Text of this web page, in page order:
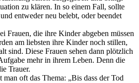
zu klären. In so einem Fall, sollte
entweder neu belebt, oder beendet
Frauen, die ihre Kinder abgeben müssen
am liebsten ihre Kinder noch stillen,
sind. Diese Frauen sehen dann plötzlich
mehr in ihrem Leben. Denn die
Trauer.
man oft das Thema: „Bis dass der Tod